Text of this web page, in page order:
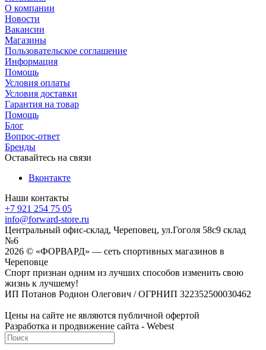
О компании
Новости
Вакансии
Магазины
Пользовательское соглашение
Информация
Помощь
Условия оплаты
Условия доставки
Гарантия на товар
Помощь
Блог
Вопрос-ответ
Бренды
Оставайтесь на связи
Вконтакте
Наши контакты
+7 921 254 75 05
info@forward-store.ru
Центральный офис-склад, Череповец, ул.Гоголя 58с9 склад
№6
2026 © «ФОРВАРД» — сеть спортивных магазинов в
Череповце
Спорт признан одним из лучших способов изменить свою
жизнь к лучшему!
ИП Потанов Родион Олегович / ОГРНИП 322352500030462
Цены на сайте не являются публичной офертой
Разработка и продвижение сайта - Webest